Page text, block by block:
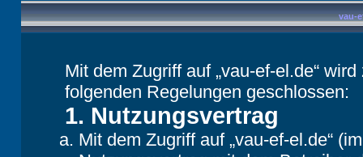
vau-
Mit dem Zugriff auf „vau-ef-el.de“
folgenden Regelungen geschlossen:
1. Nutzungsvertrag
Mit dem Zugriff auf „vau-ef-el.de“